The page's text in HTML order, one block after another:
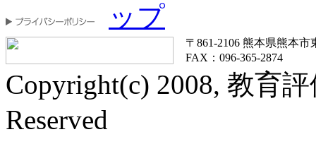
〒861-2106 熊本県熊本市
FAX：096-365-2874
Copyright(c) 2008, 教育
Reserved